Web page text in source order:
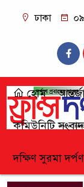
ঢাকা
হোম
কমিউনিটি সংবাদ
দক্ষিণ সুরমা দর্পণ